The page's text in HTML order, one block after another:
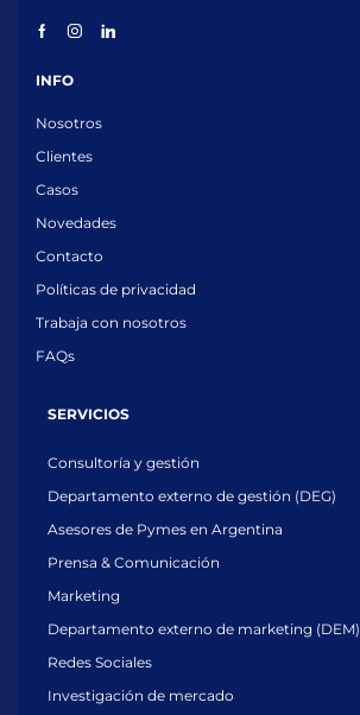
INFO
Nosotros
Clientes
Casos
Novedades
Contacto
Políticas de privacidad
Trabaja con nosotros
FAQs
SERVICIOS
Consultoría y gestión
Departamento externo de gestión (DEG)
Asesores de Pymes en Argentina
Prensa & Comunicación
Marketing
Departamento externo de marketing (DEM)
Redes Sociales
Investigación de mercado